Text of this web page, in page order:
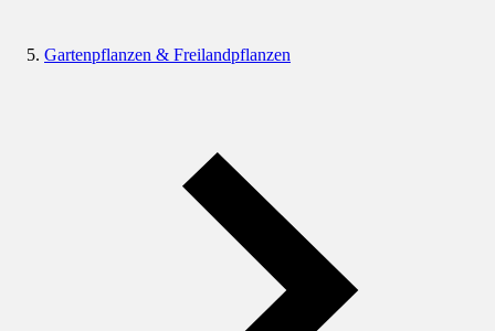
Gartenpflanzen & Freilandpflanzen